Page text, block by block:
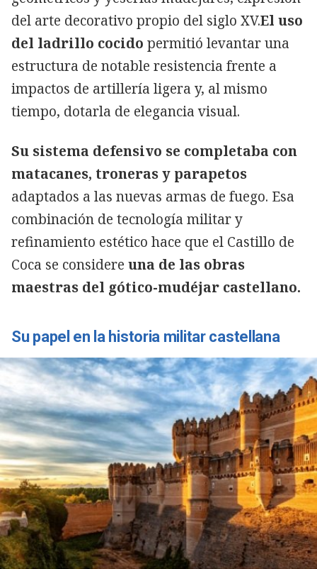
del arte decorativo propio del siglo XV.El uso
del ladrillo cocido permitió levantar una
estructura de notable resistencia frente a
impactos de artillería ligera y, al mismo
tiempo, dotarla de elegancia visual.
Su sistema defensivo se completaba con
matacanes, troneras y parapetos
adaptados a las nuevas armas de fuego. Esa
combinación de tecnología militar y
refinamiento estético hace que el Castillo de
Coca se considere una de las obras
maestras del gótico-mudéjar castellano.
Su papel en la historia militar castellana